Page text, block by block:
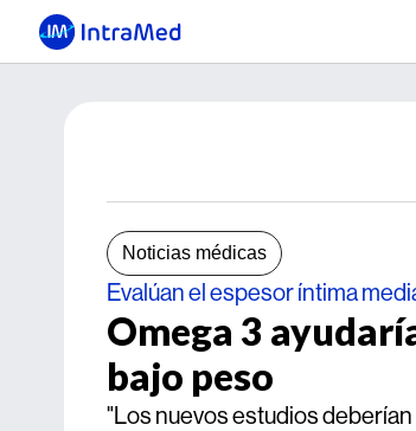
Noticias médicas
Evalúan el espesor íntima
Omega 3
bajo peso
"Los nuevos estudios